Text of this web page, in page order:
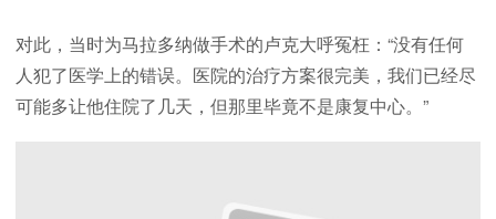
对此，当时为马拉多纳做手术的卢克大呼冤枉：“没有任何
人犯了医学上的错误。医院的治疗方案很完美，我们已经尽
可能多让他住院了几天，但那里毕竟不是康复中心。”